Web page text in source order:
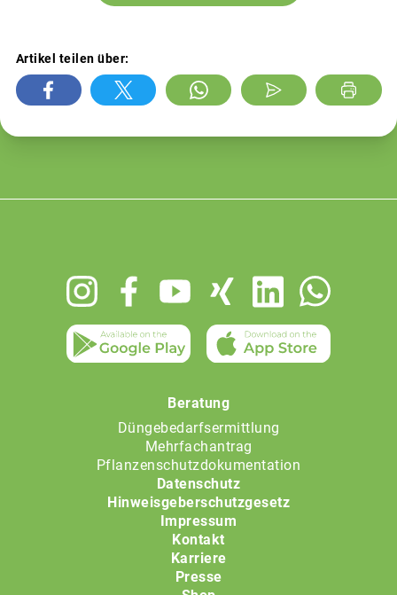
Artikel teilen über:
Beratung
Düngebedarfsermittlung
Mehrfachantrag
Pflanzenschutzdokumentation
Datenschutz
Hinweisgeberschutzgesetz
Impressum
Kontakt
Karriere
Presse